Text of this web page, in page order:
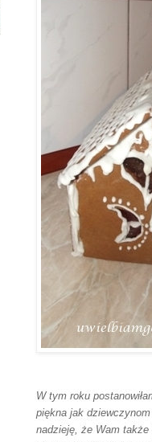
W tym roku
piękna jak
nadzieję, że Wam także